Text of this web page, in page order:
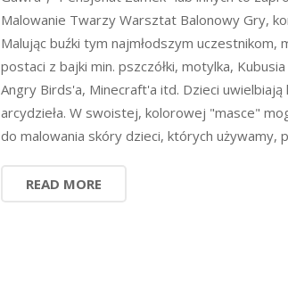
Malowanie Twarzy Warsztat Balonowy Gry,
Malując buźki tym najmłodszym
postaci z bajki min. pszczółki, motylka,
Angry Birds'a, Minecraft'a itd. Dzieci
arcydzieła. W swoistej, kolorowej "masce"
do malowania skóry dzieci, których używamy,
READ MORE